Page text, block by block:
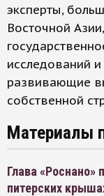
эксперты,
Восточной
исследований
развивающие
собственной
Материалы
Глава «Роснано»
питерских